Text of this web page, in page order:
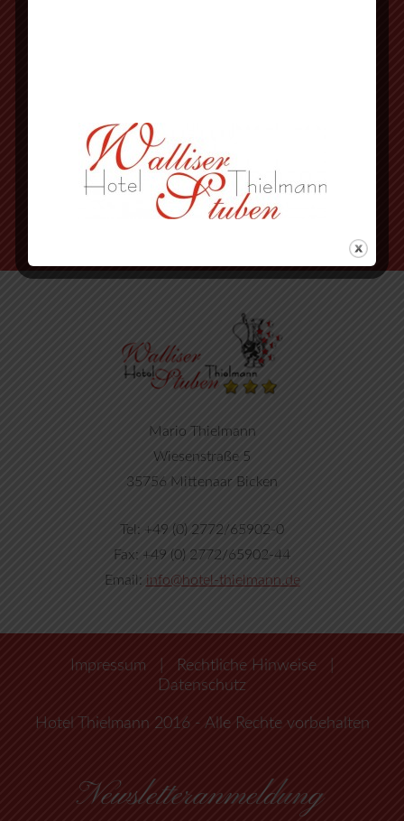
nächste Strasse wieder rechts
Mario Thielmann
Wiesenstraße 5
35756 Mittenaar Bicken
Tel: +49 (0) 2772/65902-0
Fax: +49 (0) 2772/65902-44
Email: info@hotel-thielmann.de
Impressum Rechtliche Hinweise
Datenschutz
Hotel Thielmann 2016 - Alle Rechte vorbehalten
Newsletteranmeldung